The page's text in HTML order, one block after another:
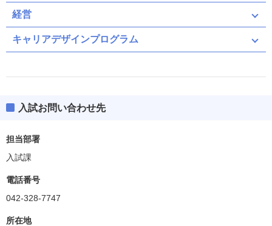
経営
キャリアデザインプログラム
入試お問い合わせ先
担当部署
入試課
電話番号
042-328-7747
所在地